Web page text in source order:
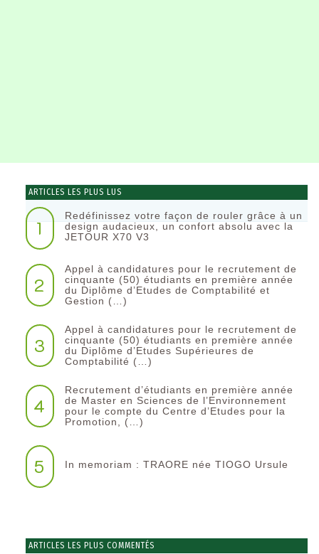
ARTICLES LES PLUS LUS
1
Redéfinissez votre façon de rouler grâce à un
design audacieux, un confort absolu avec la
JETOUR X70 V3
2
Appel à candidatures pour le recrutement de
cinquante (50) étudiants en première année
du Diplôme d’Etudes de Comptabilité et
Gestion (…)
3
Appel à candidatures pour le recrutement de
cinquante (50) étudiants en première année
du Diplôme d’Etudes Supérieures de
Comptabilité (…)
4
Recrutement d’étudiants en première année
de Master en Sciences de l’Environnement
pour le compte du Centre d’Etudes pour la
Promotion, (…)
5 In memoriam : TRAORE née TIOGO Ursule
ARTICLES LES PLUS COMMENTÉS